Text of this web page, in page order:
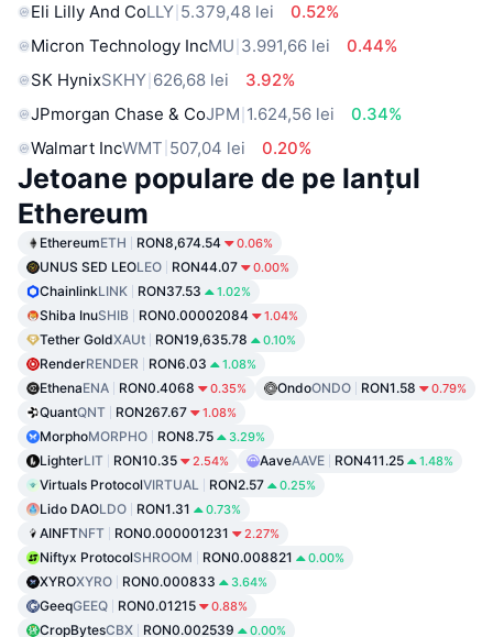
Eli Lilly And CoLLY 5.379,48 lei
0.52%
Micron Technology IncMU 3.991,66 lei
0.44%
SK HynixSKHY 626,68 lei
3.92%
JPmorgan Chase & CoJPM 1.624,56 lei
0.34%
Walmart IncWMT 507,04 lei 0.20%
Jetoane populare de pe lanțul
Ethereum
EthereumETH RON8,674.54 0.06%
UNUS SED LEOLEO RON44.07 0.00%
ChainlinkLINK RON37.53 1.02%
Shiba InuSHIB RON0.00002084 1.04%
Tether GoldXAUt RON19,635.78 0.10%
RenderRENDER RON6.03 1.08%
EthenaENA RON0.4068 0.35% OndoONDO RON1.58 0.79%
QuantQNT RON267.67 1.08%
MorphoMORPHO RON8.75 3.29%
LighterLIT RON10.35 2.54% AaveAAVE RON411.25 1.48%
Virtuals ProtocolVIRTUAL RON2.57 0.25%
Lido DAOLDO RON1.31 0.73%
AINFTNFT RON0.000001231 2.27%
Niftyx ProtocolSHROOM RON0.008821 0.00%
XYROXYRO RON0.000833 3.64%
GeeqGEEQ RON0.01215 0.88%
CropBytesCBX RON0.002539 0.00%